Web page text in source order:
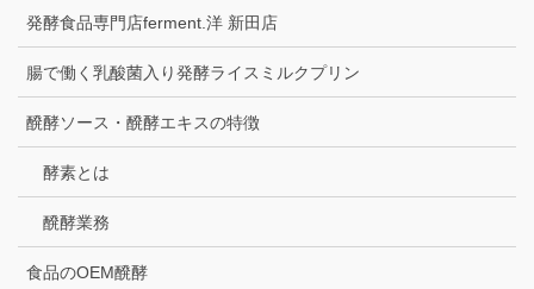
発酵食品専門店ferment.洋 新田店
腸で働く乳酸菌入り発酵ライスミルクプリン
醗酵ソース・醗酵エキスの特徴
酵素とは
醗酵業務
食品のOEM醗酵